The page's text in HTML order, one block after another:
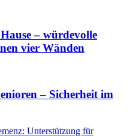
– würdevolle
vier Wänden
– Sicherheit im